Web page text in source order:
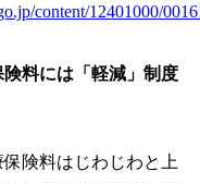
content/12401000/
料には「軽減」制度
険料はじわじわと上